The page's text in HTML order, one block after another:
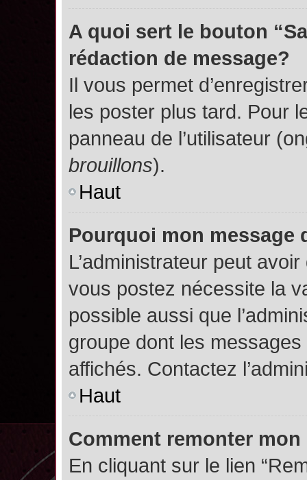
A quoi sert le bouton
rédaction de message?
Il vous permet
les poster plus tard. Pour
panneau de l’utilisateur
brouillons).
Haut
Pourquoi mon message
L’administrateur peut
vous postez nécessite la
possible aussi que
groupe dont les
affichés. Contactez
Haut
Comment remonter
En cliquant sur le lien